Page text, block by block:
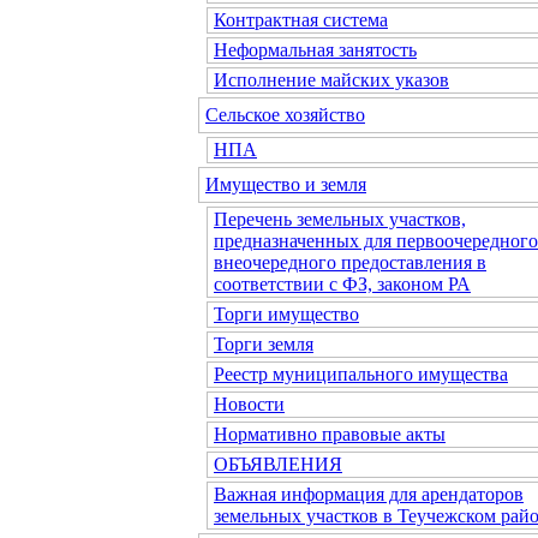
Контрактная система
Неформальная занятость
Исполнение майских указов
Сельское хозяйство
НПА
Имущество и земля
Перечень земельных участков,
предназначенных для
внеочередного предоставления в
соответствии с ФЗ, законом РА
Торги имущество
Торги земля
Реестр муниципального имущества
Новости
Нормативно правовые акты
ОБЪЯВЛЕНИЯ
Важная информация для арендаторов
земельных участков в Теучежском